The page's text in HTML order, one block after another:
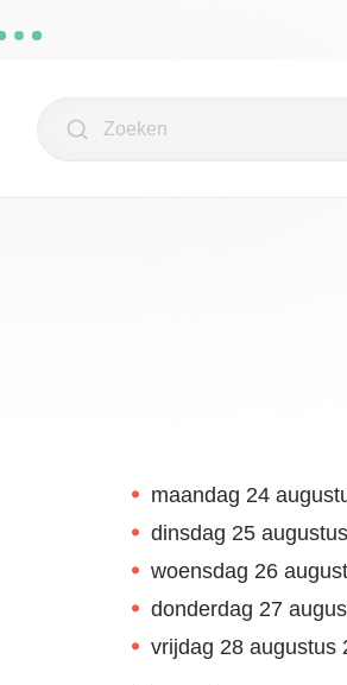
Zoeken
maandag 24
dinsdag 25
woensdag 26
donderdag 27
vrijdag 28 augustus